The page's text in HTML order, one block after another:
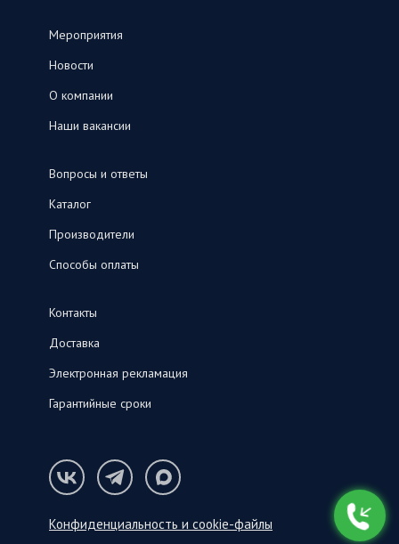
Мероприятия
Новости
О компании
Наши вакансии
Вопросы и ответы
Каталог
Производители
Способы оплаты
Контакты
Доставка
Электронная рекламация
Гарантийные сроки
Конфиденциальность и cookie-файлы